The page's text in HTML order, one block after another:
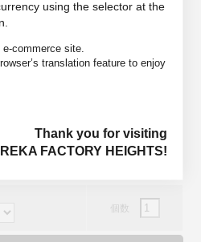
using the selector at the
e-commerce site.
translation feature to enjoy
Thank you for visiting
FACTORY HEIGHTS!
Converse Addict :9(27.5cm)
タッフでMサイズを選んでいます。
個数